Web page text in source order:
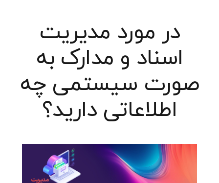
در مورد مدیریت
اسناد و مدارک به
صورت سیستمی چه
اطلاعاتی دارید؟